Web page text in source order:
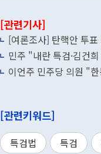
[관련기사]
[여론조사] 탄핵안 투
민주 "내란 특검·김건
이언주 민주당 의원 "
[관련키워드]
특검법 특검